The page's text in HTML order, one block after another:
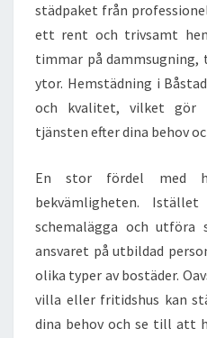
städpaket från
ett rent och trivsamt
timmar på dammsugning,
ytor. Hemstädning i
och kvalitet, vilket gör
tjänsten efter dina behov
En stor fördel med
bekvämligheten.
schemalägga och utföra
ansvaret på utbildad
olika typer av bostäder.
villa eller fritidshus kan
dina behov och se till att